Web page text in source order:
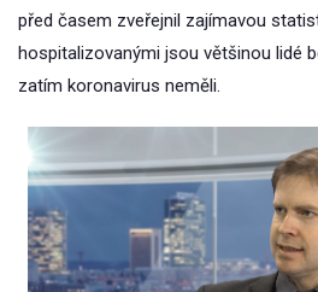
před časem zveřejnil zajímavou
hospitalizovanými jsou většinou lidé
zatím koronavirus neměli.